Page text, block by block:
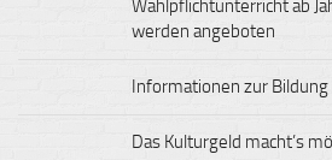
Wahlpflichtunterricht ab
werden angeboten
Informationen zur Bildung
Das Kulturgeld macht’s